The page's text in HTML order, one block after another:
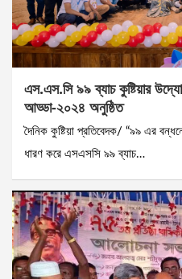
এস.এস.সি ৯৯ ব্যাচ কুষ্টিয়ার
আড্ডা-২০২৪ অনুষ্ঠিত
দৈনিক কুষ্টিয়া প্রতিবেদক/ “৯৯ এর
ধারণ করে এসএসসি ৯৯ ব্যাচ…